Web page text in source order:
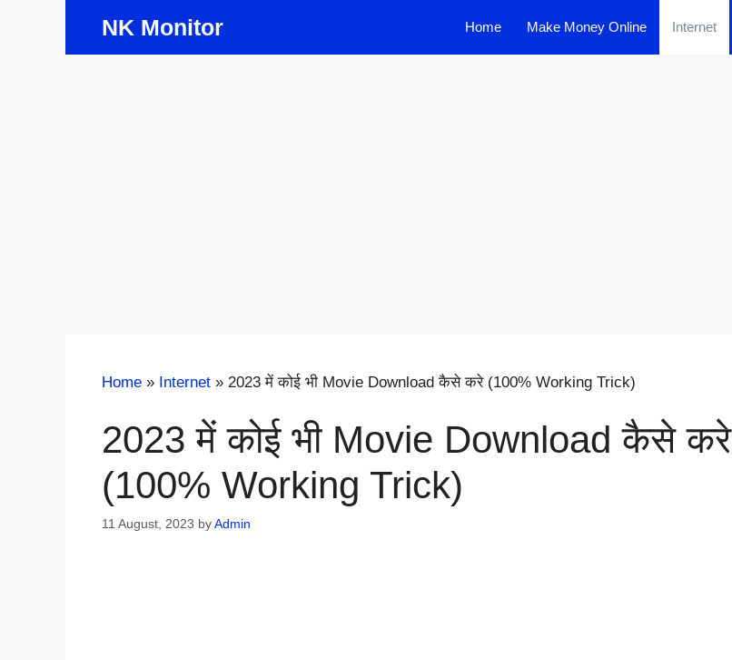
NK Monitor Home Make Money Online Internet
Home » Internet » 2023 में कोई भी Movie Download कैसे करे (100% Working Trick)
2023 में कोई भी Movie Download कैसे करे
(100% Working Trick)
11 August, 2023 byAdmin